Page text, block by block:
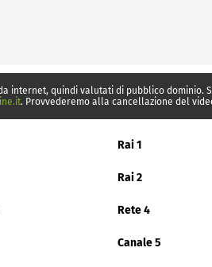
internet, quindi valutati di pubblico
. Provvederemo alla cancellazione del
Rai 1
Rai 2
Rete 4
Canale 5